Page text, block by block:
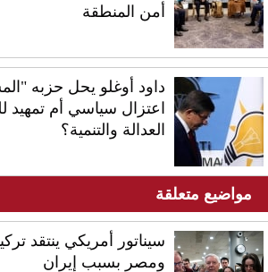
أمن المنطقة
داود أوغلو يحل حزبه
اعتزال سياسي أم تمهيد
العدالة والتنمية؟
مواضيع متعلقة
سيناتور أمريكي ينتقد
ومصر بسبب إيران